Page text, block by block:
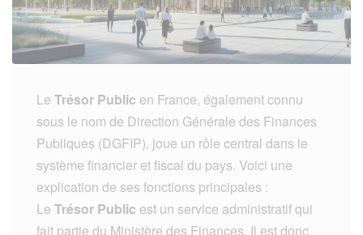
Le Trésor Public en France, également connu
sous le nom de Direction Générale des Finances
Publiques (DGFIP), joue un rôle central dans le
système financier et fiscal du pays. Voici une
explication de ses fonctions principales :
Le Trésor Public est un service administratif qui
fait partie du Ministère des Finances. Il est donc